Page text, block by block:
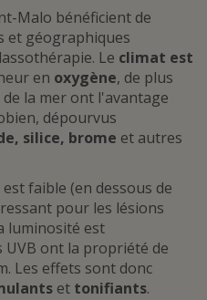
Malo bénéficient de
et géographiques
Le climat est
en oxygène, de plus
la mer ont l'avantage
dépourvus
silice, brome et autres
faible (en dessous de
pour les lésions
luminosité est
UVB ont la propriété de
Les effets sont donc
et tonifiants.